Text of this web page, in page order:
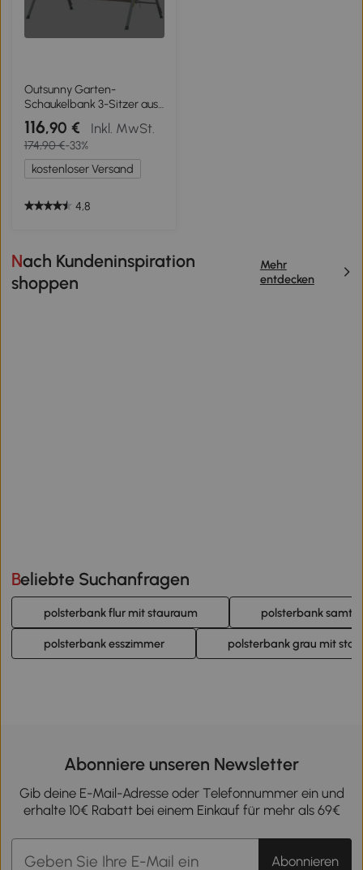
Outsunny Garten-
Schaukelbank 3-Sitzer aus
Stahl mit verstellbarem
Dach, Kissen und
Armlehnen, 172x110x156cm
116,90 € Inkl. MwSt.
174,90 €-33%
kostenloser Versand
4,8
Nach Kundeninspiration
shoppen
Mehr
entdecken
Beliebte Suchanfragen
polsterbank flur mit stauraum polsterbank samt
polsterbank esszimmer polsterbank grau mit
Abonniere unseren Newsletter
Gib deine E-Mail-Adresse oder Telefonnummer ein und
erhalte 10€ Rabatt bei einem Einkauf für mehr als 69€
Abonnieren